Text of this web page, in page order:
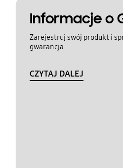
Informacje o
Zarejestruj swój produkt i
gwarancja
CZYTAJ DALEJ